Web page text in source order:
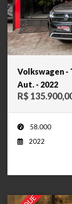
Volkswagen -
Aut. - 2022
R$
58.000
2022